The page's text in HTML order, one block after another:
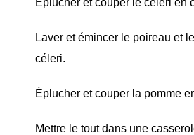
Éplucher et couper le céleri en
Laver et émincer le poireau et
céleri.
Éplucher et couper la pomme
Mettre le tout dans une